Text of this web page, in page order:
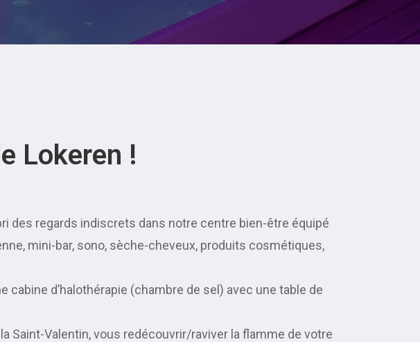
Lokeren !
des regards indiscrets dans notre centre bien-être équipé
mini-bar, sono, sèche-cheveux, produits cosmétiques,
d’halothérapie (chambre de sel) avec une table de
Saint-Valentin, vous redécouvrir/raviver la flamme de votre